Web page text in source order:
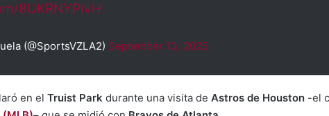
8UKRNYPivH
(@SportsVZLA2) September 13, 2025
en el Truist Park durante una visita de Astros de Houston -el